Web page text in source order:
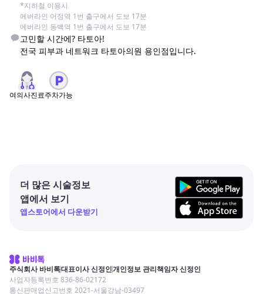
*지하철 이용시
에버라인 어정역 1번 출구에서 도보 17분
에버라인 동백역 1번 출구에서 도보 17분
고민할 시간에? 타토아!
전국 피부과 네트워크 타토아의원 용인점입니다.
여의사진료주차가능
더 많은 시술정보
앱에서 보기
앱스토어에서 다운받기
주식회사 바비톡대표이사 신정인개인정보 관리책임자 신정인
사업자등록번호 836-86-02172
통신판매업신고번호 2021-서울강남-03497